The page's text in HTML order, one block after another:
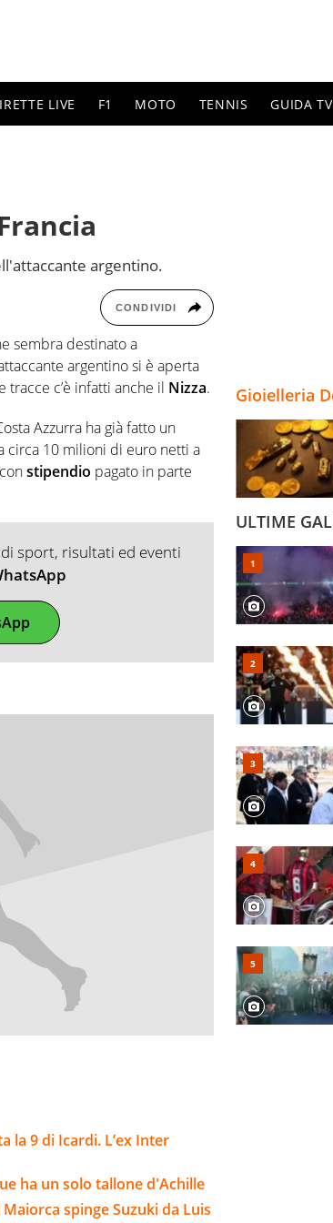
LIVE F1 MOTO TENNIS GUIDA TV
argentino.
CONDIVIDI
sembra destinato a
argentino si è aperta
tracce c’è infatti anche il Nizza.
Azzurra ha già fatto un
circa 10 milioni di euro netti a
stipendio pagato in parte
sport, risultati ed eventi
la 9 di Icardi. L’ex Inter
ha un solo tallone d'Achille
spinge Suzuki da Luis
Gioielleria
ULTIME